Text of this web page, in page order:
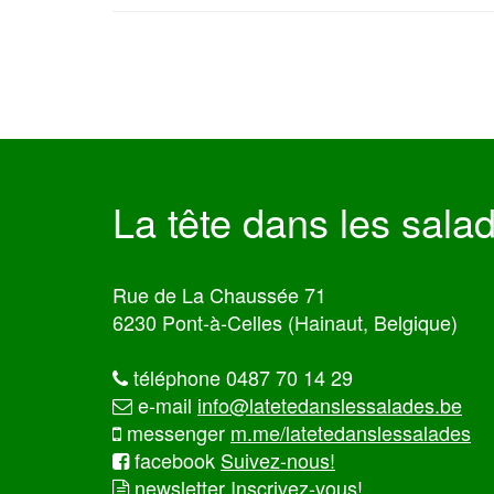
La tête dans les
Rue de La Chaussée 71
6230 Pont-à-Celles (Hainaut, Belgique)
téléphone 0487 70 14 29
e-mail info@latetedanslessalades.be
messenger m.me/latetedanslessalades
facebook Suivez-nous!
newsletter Inscrivez-vous!